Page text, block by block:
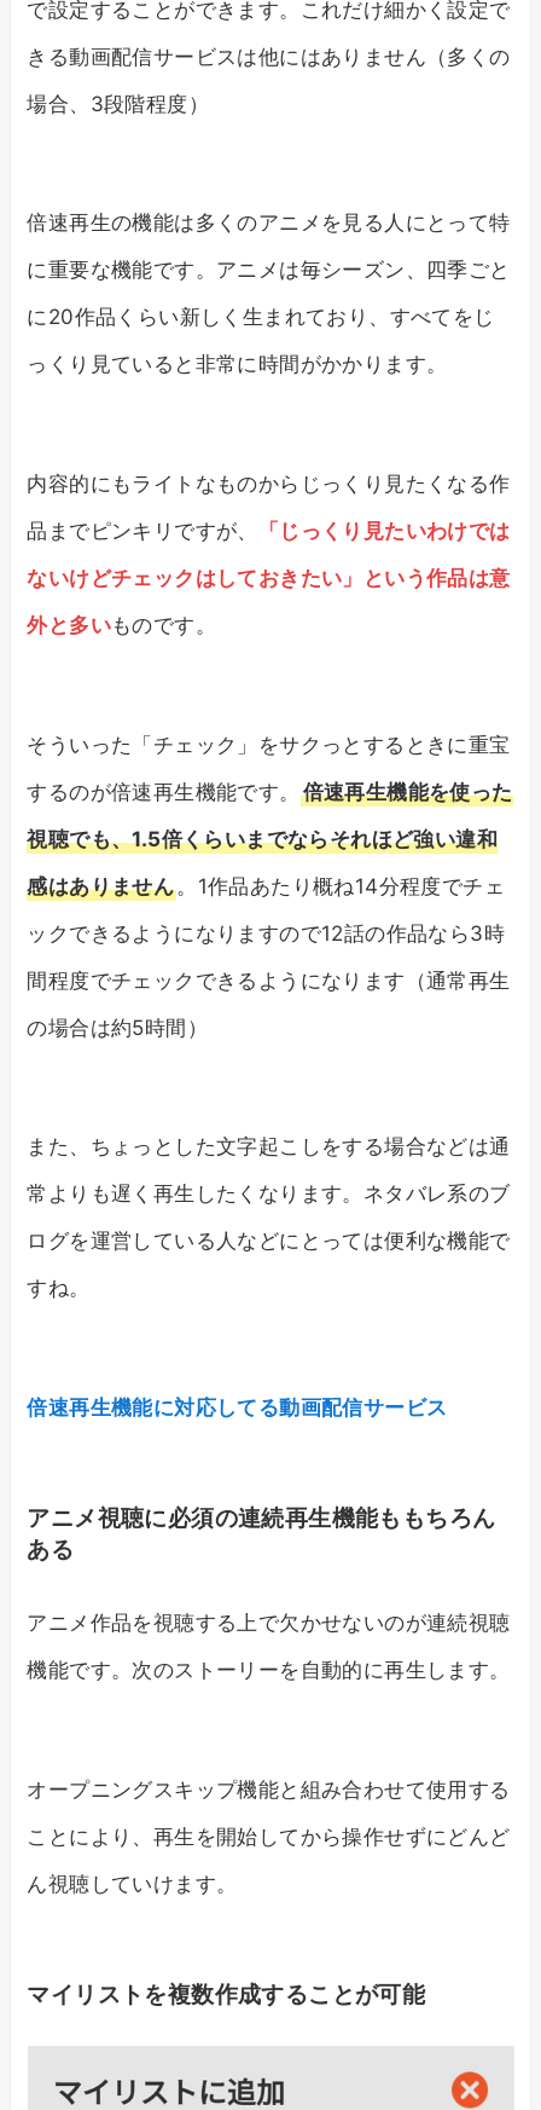
で設定することができます。これだけ細かく設定で
きる動画配信サービスは他にはありません（多くの
場合、3段階程度）
倍速再生の機能は多くのアニメを見る人にとって特
に重要な機能です。アニメは毎シーズン、四季ごと
に20作品くらい新しく生まれており、すべてをじ
っくり見ていると非常に時間がかかります。
内容的にもライトなものからじっくり見たくなる作
品までピンキリですが、
「じっくり見たいわけでは
ないけどチェックはしておきたい」という作品は意
外と多いものです。
そういった「チェック」をサクっとするときに重宝
するのが倍速再生機能です。 倍速再生機能を使った
視聴でも、1.5倍くらいまでならそれほど強い違和
感はありません。1作品あたり概ね14分程度でチェ
ックできるようになりますので12話の作品なら3時
間程度でチェックできるようになります（通常再生
の場合は約5時間）
また、ちょっとした文字起こしをする場合などは通
常よりも遅く再生したくなります。ネタバレ系のブ
ログを運営している人などにとっては便利な機能で
すね。
倍速再生機能に対応してる動画配信サービス
アニメ視聴に必須の連続再生機能ももちろん
ある
アニメ作品を視聴する上で欠かせないのが連続視聴
機能です。次のストーリーを自動的に再生します。
オープニングスキップ機能と組み合わせて使用する
ことにより、再生を開始してから操作せずにどんど
ん視聴していけます。
マイリストを複数作成することが可能